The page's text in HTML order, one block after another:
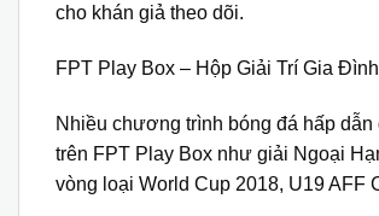
cho khán giả theo dõi.
FPT Play Box – Hộp Giải Trí Gia Đình
Nhiều chương trình bóng đá hấp dẫn
trên FPT Play Box như giải Ngoại
vòng loại World Cup 2018, U19 AFF